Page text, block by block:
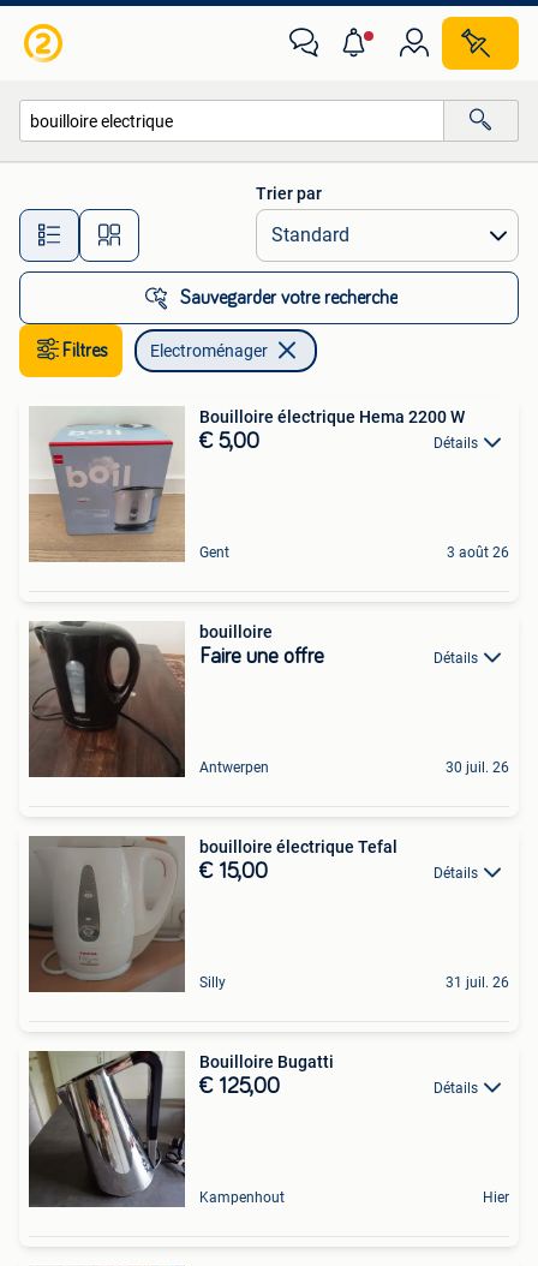
Toutes les distances…
Trier par
Sauvegarder votre recherche
Filtres Electroménager
Bouilloire électrique Hema 2200 W
€ 5,00 Détails
Gent 3 août 26
bouilloire
Faire une offre Détails
Antwerpen 30 juil. 26
bouilloire électrique Tefal
€ 15,00 Détails
Silly 31 juil. 26
Bouilloire Bugatti
€ 125,00 Détails
Kampenhout Hier